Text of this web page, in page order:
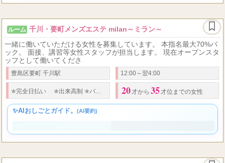
ルーム 千川・要町メンズエステ milan～ミラン～
一緒に働いていただける女性を募集しています。 本指名最大70%バ
ック。 面接、講習等女性スタッフが担当します。 現在オープンスタ
ッフとして働いてくださ
豊島区要町 千川駅 12:00～翌4:00
✯完全日払い ✯出来高制 ✯バック率 60％以上 ✯保障制度あり ✯日給
20才から 35才位までの女性
✨AIおしごとガイド。 (AI要約)